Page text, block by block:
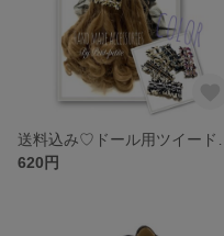
620円